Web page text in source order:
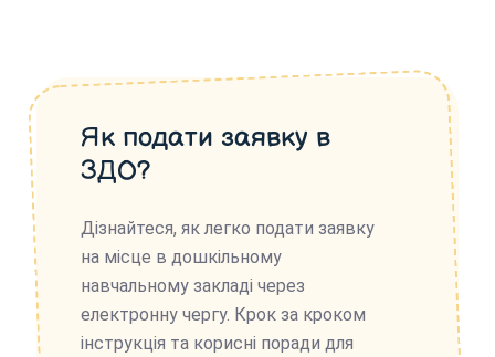
Як подати заявку в
ЗДО?
Дізнайтеся, як легко подати заявку
на місце в дошкільному
навчальному закладі через
електронну чергу. Крок за кроком
інструкція та корисні поради для